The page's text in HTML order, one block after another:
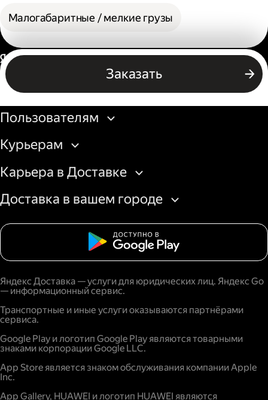
Малогабаритные / мелкие грузы
Заказать
Россия
Бизнесу
Пользователям
Курьерам
Карьера в Доставке
Доставка в вашем городе
Яндекс Доставка — услуги для юридических лиц. Яндекс Go
— информационный сервис.
Транспортные и иные услуги оказываются партнёрами
сервиса.
Google Play и логотип Google Play являются товарными
знаками корпорации Google LLC.
App Store является знаком обслуживания компании Apple
Inc.
App Gallery, HUAWEI и логотип HUAWEI являются